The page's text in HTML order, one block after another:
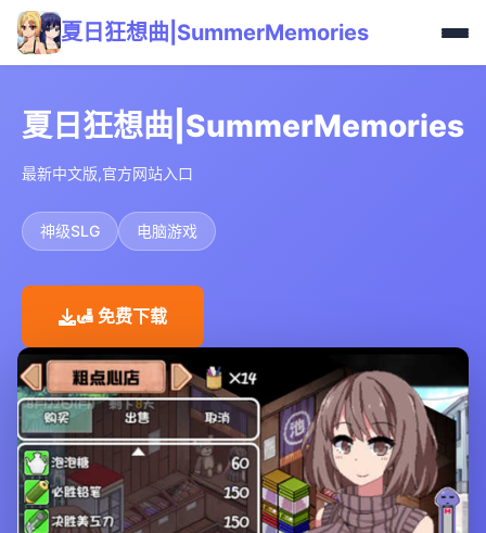
夏日狂想曲|SummerMemories
夏日狂想曲|SummerMemories
最新中文版,官方网站入口
神级SLG 电脑游戏
🛃 免费下载